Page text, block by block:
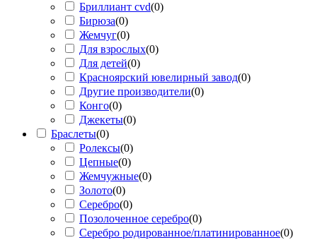
Бриллиант cvd(0)
Бирюза(0)
Жемчуг(0)
Для взрослых(0)
Для детей(0)
Красноярский ювелирный завод(0)
Другие производители(0)
Конго(0)
Джекеты(0)
Браслеты(0)
Ролексы(0)
Цепные(0)
Жемчужные(0)
Золото(0)
Серебро(0)
Позолоченное серебро(0)
Серебро родированное/платинированное(0)